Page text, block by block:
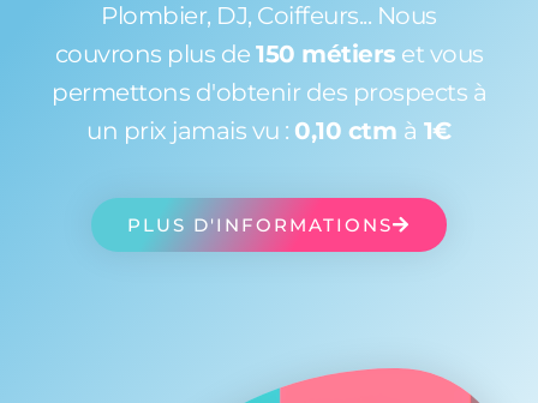
Plombier, DJ, Coiffeurs... Nous
couvrons plus de 150 métiers et vous
permettons d'obtenir des prospects à
un prix jamais vu : 0,10 ctm à 1€
PLUS D'INFORMATIONS